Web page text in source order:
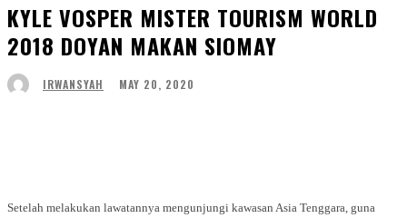
KYLE VOSPER MISTER TOURISM WORLD
2018 DOYAN MAKAN SIOMAY
IRWANSYAH MAY 20, 2020
Setelah melakukan lawatannya mengunjungi kawasan Asia Tenggara, guna